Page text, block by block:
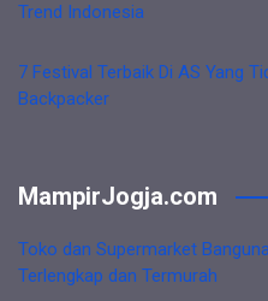
Trend Indonesia
7 Festival Terbaik Di AS Yang
Backpacker
MampirJogja.com
Toko dan Supermarket
Terlengkap dan Termurah